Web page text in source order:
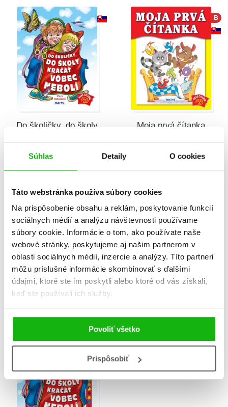
Súhlas Detaily O cookies
Táto webstránka používa súbory cookies
Na prispôsobenie obsahu a reklám, poskytovanie funkcií
sociálnych médií a analýzu návštevnosti používame
súbory cookie. Informácie o tom, ako používate naše
webové stránky, poskytujeme aj našim partnerom v
oblasti sociálnych médií, inzercie a analýzy. Títo partneri
môžu príslušné informácie skombinovať s ďalšími
údajmi, ktoré ste im poskytli alebo ktoré od vás získali,
keď ste používali ich služby.
Povoliť všetko
Prispôsobiť
Do školičky, do školy
Viera Dobiášová
B
Moja prvá čítanka
Viera Dobiášová
My sme super prváci